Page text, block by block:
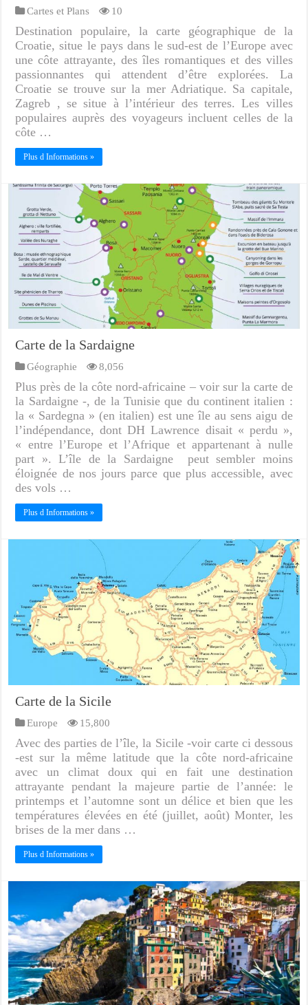
Cartes et Plans 10
Destination populaire, la carte géographique de la
Croatie, situe le pays dans le sud-est de l’Europe avec
une côte attrayante, des îles romantiques et des villes
passionnantes qui attendent d’être explorées. La
Croatie se trouve sur la mer Adriatique. Sa capitale,
Zagreb , se situe à l’intérieur des terres. Les villes
populaires auprès des voyageurs incluent celles de la
côte …
Plus d Informations »
Carte de la Sardaigne
Géographie 8,056
Plus près de la côte nord-africaine – voir sur la carte de
la Sardaigne -, de la Tunisie que du continent italien :
la « Sardegna » (en italien) est une île au sens aigu de
l’indépendance, dont DH Lawrence disait « perdu »,
« entre l’Europe et l’Afrique et appartenant à nulle
part ». L’île de la Sardaigne peut sembler moins
éloignée de nos jours parce que plus accessible, avec
des vols …
Plus d Informations »
Carte de la Sicile
Europe 15,800
Avec des parties de l’île, la Sicile -voir carte ci dessous
-est sur la même latitude que la côte nord-africaine
avec un climat doux qui en fait une destination
attrayante pendant la majeure partie de l’année: le
printemps et l’automne sont un délice et bien que les
températures élevées en été (juillet, août) Monter, les
brises de la mer dans …
Plus d Informations »